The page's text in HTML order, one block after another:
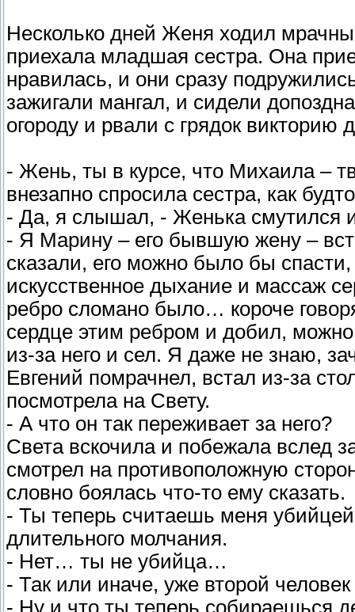
Несколько дней Женя ходил
приехала младшая сестра. Она
нравилась, и они сразу
зажигали мангал, и сидели
огороду и рвали с грядок викторию
- Жень, ты в курсе, что Михаила –
внезапно спросила сестра, как
- Да, я слышал, - Женька смутился и
- Я Марину – его бывшую жену –
сказали, его можно было бы
искусственное дыхание и массаж
ребро сломано было… короче
сердце этим ребром и добил,
из-за него и сел. Я даже не знаю,
Евгений помрачнел, встал из-за
посмотрела на Свету.
- А что он так переживает за него?
Света вскочила и побежала вслед
смотрел на противоположную
словно боялась что-то ему сказать.
- Ты теперь считаешь меня
длительного молчания.
- Нет… ты не убийца…
- Так или иначе, уже второй
- Ну и что ты теперь собираешься